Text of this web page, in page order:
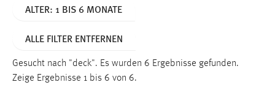
ALTER: 1 BIS 6 MONATE
ALLE FILTER ENTFERNEN
Gesucht nach "deck". Es wurden 6 Ergebnisse gefunden.
Zeige Ergebnisse 1 bis 6 von 6.
Funktionen und sind für die einwandfreie Funktion der
Name: